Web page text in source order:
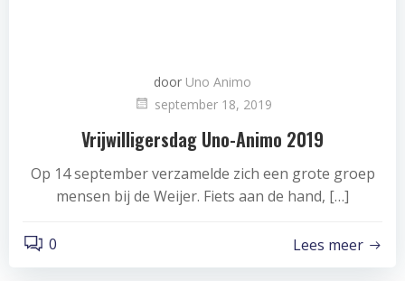
door Uno Animo
september 18, 2019
Vrijwilligersdag Uno-Animo 2019
Op 14 september verzamelde zich een grote groep
mensen bij de Weijer. Fiets aan de hand, […]
0 Lees meer